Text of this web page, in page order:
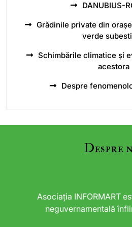
DANUBIUS-
Grădinile private din
verde
Schimbările climatice și
acestora
Despre
Despre
Asociația INFORMART
neguvernamentală